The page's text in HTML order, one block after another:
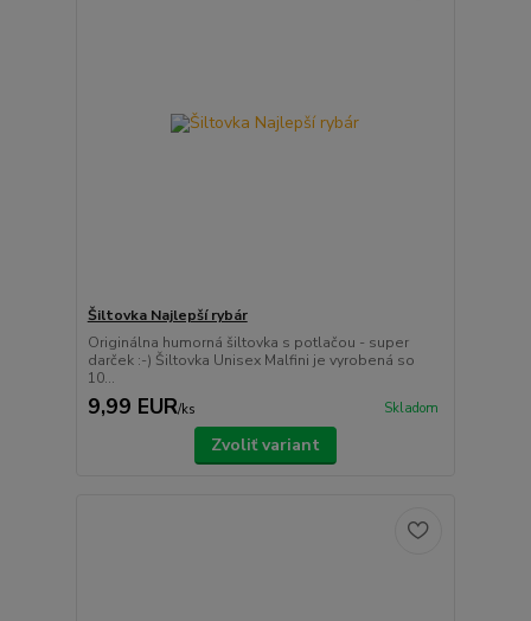
Šiltovka Najlepší rybár
Originálna humorná šiltovka s potlačou - super
darček :-) Šiltovka Unisex Malfini je vyrobená so
10...
9,99 EUR/ks Skladom
Zvoliť variant